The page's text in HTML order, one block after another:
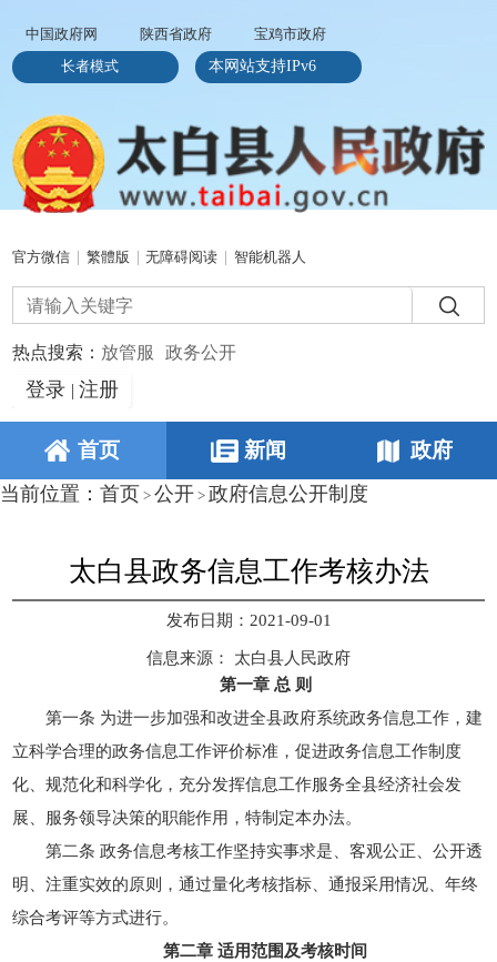
中国政府网 陕西省政府
宝鸡市政府
长者模式
本网站支持IPv6
官方微信 繁體版 无障碍阅读 智能机器人
热点搜索： 放管服 政务公开
登录 注册
首页 新闻 政府
当前位置： 首页 > 公开 > 政府信息公开制度
太白县政务信息工作考核办法
发布日期：2021-09-01
信息来源： 太白县人民政府
第一章 总 则
第一条 为进一步加强和改进全县政府系统政务信息工作，建
立科学合理的政务信息工作评价标准，促进政务信息工作制度
化、规范化和科学化，充分发挥信息工作服务全县经济社会发
展、服务领导决策的职能作用，特制定本办法。
第二条 政务信息考核工作坚持实事求是、客观公正、公开透
明、注重实效的原则，通过量化考核指标、通报采用情况、年终
综合考评等方式进行。
第二章 适用范围及考核时间